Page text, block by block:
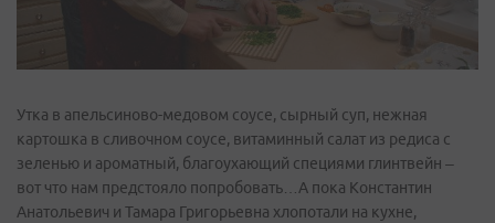
Утка в апельсиново-медовом соусе, сырный суп, нежная
картошка в сливочном соусе, витаминный салат из редиса с
зеленью и ароматный, благоухающий специями глинтвейн –
вот что нам предстояло попробовать…А пока Константин
Анатольевич и Тамара Григорьевна хлопотали на кухне,